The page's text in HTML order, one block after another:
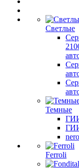
Светлые
Темные
Ferroli